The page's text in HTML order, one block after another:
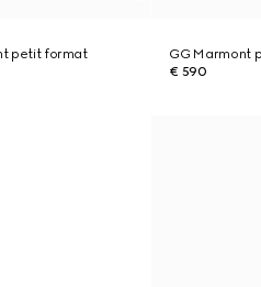
petit format
GG Marmont
€ 590